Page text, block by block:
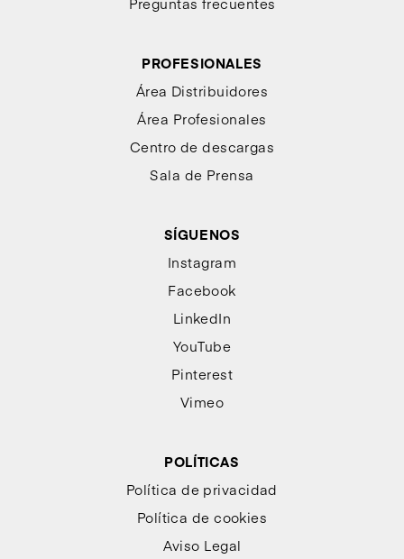
PROFESIONALES
Área Distribuidores
Área Profesionales
Centro de descargas
Sala de Prensa
SÍGUENOS
Instagram
Facebook
LinkedIn
YouTube
Pinterest
Vimeo
POLÍTICAS
Política de privacidad
Política de cookies
Aviso Legal